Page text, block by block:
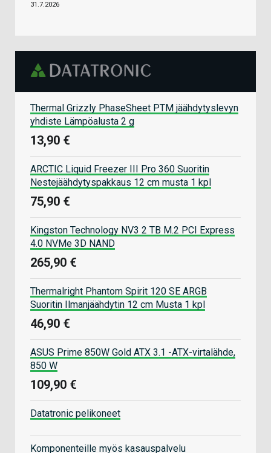
31.7.2026
Thermal Grizzly PhaseSheet PTM jäähdytyslevyn
yhdiste Lämpöalusta 2 g
13,90 €
ARCTIC Liquid Freezer III Pro 360 Suoritin
Nestejäähdytyspakkaus 12 cm musta 1 kpl
75,90 €
Kingston Technology NV3 2 TB M.2 PCI Express
4.0 NVMe 3D NAND
265,90 €
Thermalright Phantom Spirit 120 SE ARGB
Suoritin Ilmanjäähdytin 12 cm Musta 1 kpl
46,90 €
ASUS Prime 850W Gold ATX 3.1 -ATX-virtalähde,
850 W
109,90 €
Datatronic pelikoneet
Komponenteille myös kasauspalvelu